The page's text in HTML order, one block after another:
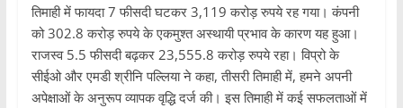
तिमाही में फायदा 7 फीसदी घटकर 3,119 करोड़ रुपये रह गया। कंपनी
को 302.8 करोड़ रुपये के एकमुश्त अस्थायी प्रभाव के कारण यह हुआ।
राजस्व 5.5 फीसदी बढ़कर 23,555.8 करोड़ रुपये रहा। विप्रो के
सीईओ और एमडी श्रीनि पल्लिया ने कहा, तीसरी तिमाही में, हमने अपनी
अपेक्षाओं के अनुरूप व्यापक वृद्धि दर्ज की। इस तिमाही में कई सफलताओं में